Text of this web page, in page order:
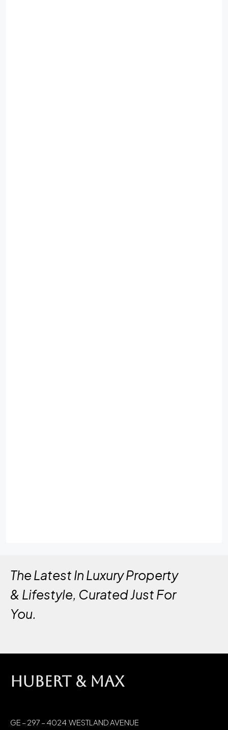
The Latest In Luxury Property
& Lifestyle, Curated Just For
You.
HUBERT & MAX
GE – 297 – 4024 WESTLAND AVENUE